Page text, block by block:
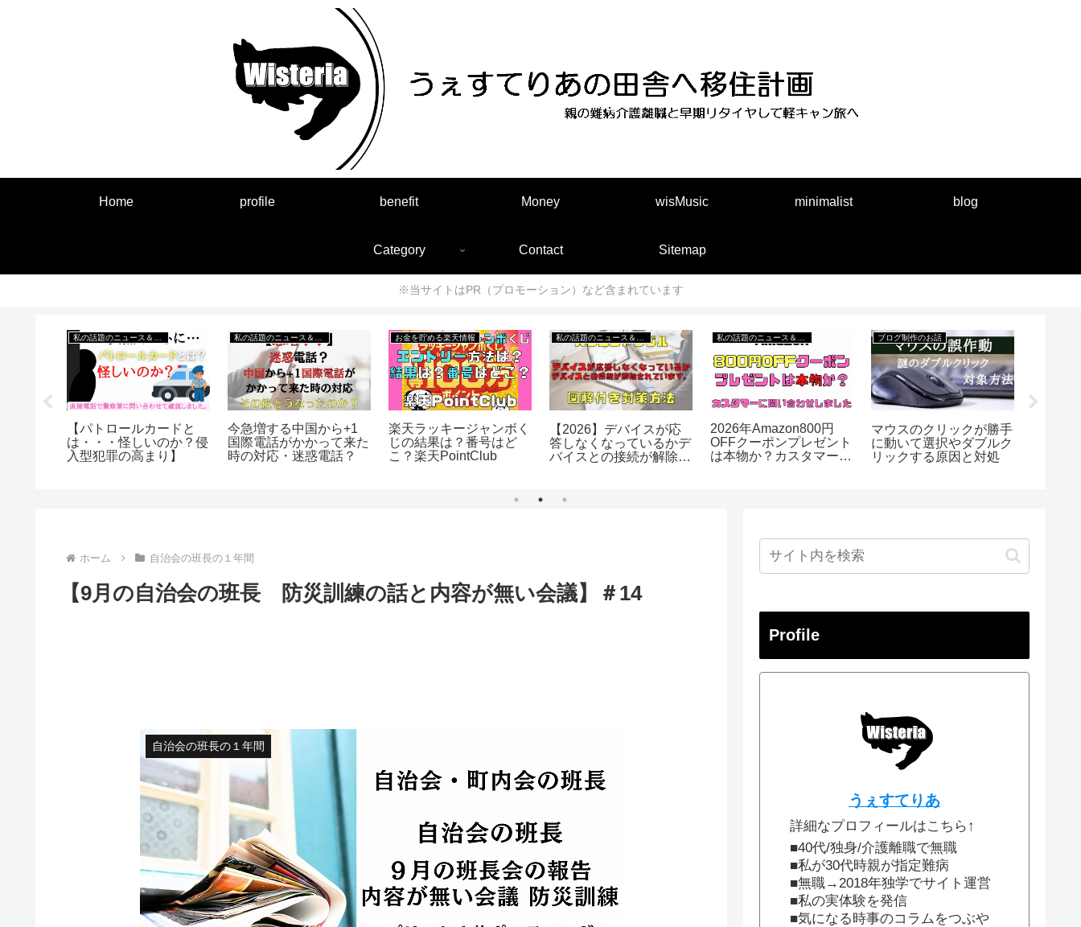
Home profile benefit Money wisMusic minimalist blog
Category Contact Sitemap
※当サイトはPR（プロモーション）など含まれています
リックが勝手
択やダブルク
原因と対処
私の話題のニュース＆出来事
セブンイレブン決済方法
は？硬貨/紙幣の利用制
限枚数は？コンビニのセ
お金を貯める楽天情報
ラッキーミリオンくじの
エントリー方法は？結果
は？番号はどこ？楽天
┣ファミコン編
＃１９【ファミコン起動
しない時はこれ！ 端子
掃除編】（7）
私の話題のニュース＆出来事
GUマスク高機能フィル
ターのGUマスクはなぜ
生まれたのか？販売終
ブログ制作のお話
TwitterのGoogleアカウ
ントIDでログインした時
パスワード設定の方法図
私の話題のニュース＆出来事
【2026改正】キキクル
とは？気象庁の無料アプ
リ大雨など水害危険度分
ホーム 自治会の班長の１年間
【9月の自治会の班長 防災訓練の話と内容が無い会議】＃14
自治会の班長の１年間
Profile
うぇすてりあ
詳細なプロフィールはこちら↑
■40代/独身/介護離職で無職
■私が30代時親が指定難病
■無職→2018年独学でサイト運営
■私の実体験を発信
■気になる時事のコラムをつぶや